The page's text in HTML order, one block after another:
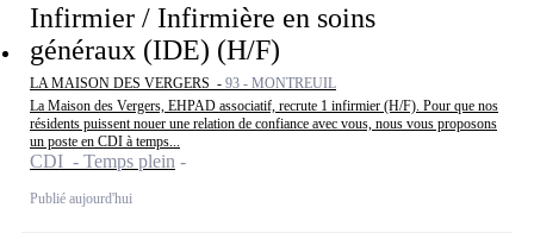
Infirmier / Infirmière en soins
généraux (IDE) (H/F)
LA MAISON DES VERGERS - 93 - MONTREUIL
La Maison des Vergers, EHPAD associatif, recrute 1 infirmier (H/F). Pour que nos
résidents puissent nouer une relation de confiance avec vous, nous vous proposons
un poste en CDI à temps...
CDI - Temps plein
Publié aujourd'hui